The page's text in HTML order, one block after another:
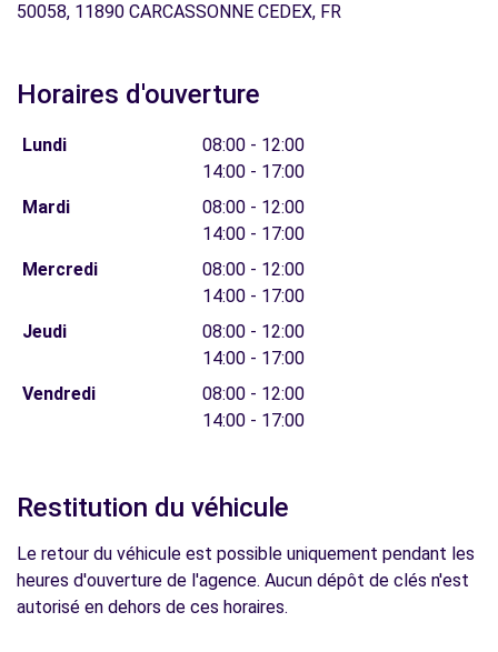
50058, 11890 CARCASSONNE CEDEX, FR
Horaires d'ouverture
Lundi
08:00 - 12:00
14:00 - 17:00
Mardi
08:00 - 12:00
14:00 - 17:00
Mercredi
08:00 - 12:00
14:00 - 17:00
Jeudi
08:00 - 12:00
14:00 - 17:00
Vendredi
08:00 - 12:00
14:00 - 17:00
Restitution du véhicule
Le retour du véhicule est possible uniquement pendant les
heures d'ouverture de l'agence. Aucun dépôt de clés n'est
autorisé en dehors de ces horaires.